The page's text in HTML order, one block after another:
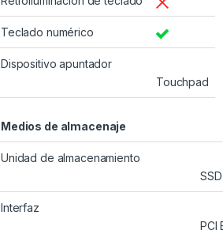
Teclado numérico
Dispositivo apuntador
Touchpad
Medios de almacenaje
Unidad de almacenamiento
SSD
Interfaz
PCI